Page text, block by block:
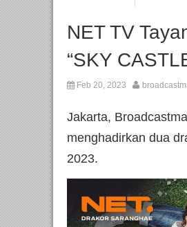
NET TV
“SKY
Feb 20, 2023
Jakarta,
menghadirkan dua
2023.